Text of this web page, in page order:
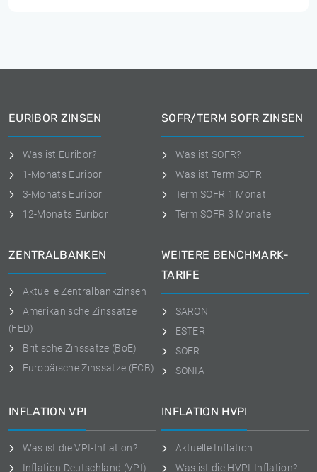
EURIBOR ZINSEN
Was ist Euribor?
1-Monats Euribor
3-Monats Euribor
12-Monats Euribor
SOFR/TERM SOFR ZINSEN
Was ist SOFR?
Was ist Term SOFR
Term SOFR 1 Monat
Term SOFR 3 Monate
ZENTRALBANKEN
Aktuelle Zentralbankzinsen
Amerikanische Zinssätze
(FED)
Britische Zinssätze (BoE)
Europäische Zinssätze (ECB)
WEITERE BENCHMARK-
TARIFE
SARON
ESTER
SOFR
SONIA
INFLATION VPI
Was ist die VPI-Inflation?
Inflation Deutschland (VPI)
INFLATION HVPI
Aktuelle Inflation
Was ist die HVPI-Inflation?